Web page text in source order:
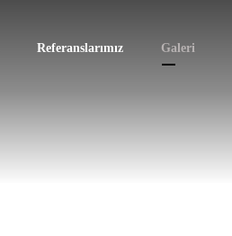
Referanslarımız Galeri